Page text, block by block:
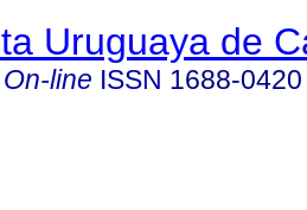
Uruguaya de
line ISSN 1688-0420